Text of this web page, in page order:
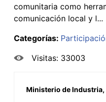
comunitaria como
comunicación local y l...
Categorías:
Visitas: 33003
Ministerio de Industria,